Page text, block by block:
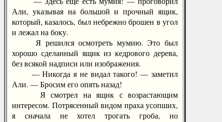
Али, указывая на большой и прочный ящик,
который, казалось, был небрежно брошен в угол
и лежал на боку.
Я решился осмотреть мумию. Это был
хорошо сделанный ящик из кедрового дерева,
без всякой надписи или изображения.
— Никогда я не видал такого! — заметил
Али. — Бросим его опять назад!
Я смотрел на ящик с возрастающим
интересом. Потрясенный видом праха усопших,
я сначала не хотел трогать гроба, но